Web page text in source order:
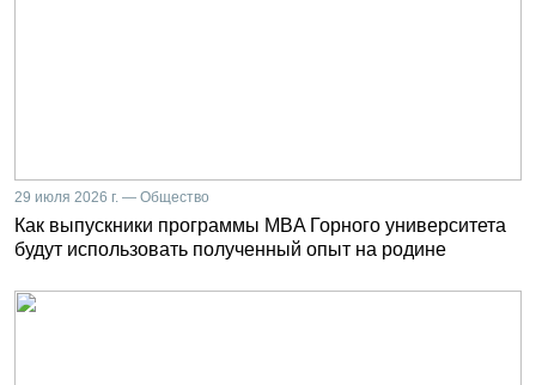
29 июля 2026 г. — Общество
Как выпускники программы MBA Горного университета
будут использовать полученный опыт на родине